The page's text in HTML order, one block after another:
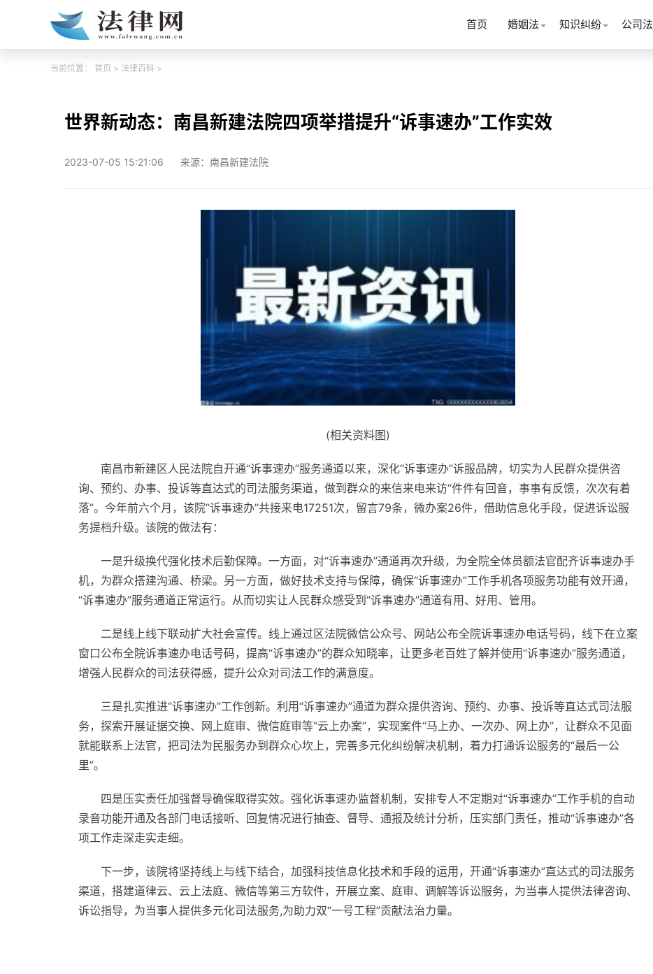
首页 婚姻法 知识纠纷 公司法
当前位置： 首页 > 法律百科 >
世界新动态：南昌新建法院四项举措提升“诉事速办”工作实效
2023-07-05 15:21:06 来源：南昌新建法院
(相关资料图)
南昌市新建区人民法院自开通“诉事速办”服务通道以来，深化“诉事速办”诉服品牌，切实为人民群众提供咨
询、预约、办事、投诉等直达式的司法服务渠道，做到群众的来信来电来访“件件有回音，事事有反馈，次次有着
落”。今年前六个月，该院“诉事速办”共接来电17251次，留言79条，微办案26件，借助信息化手段，促进诉讼服
务提档升级。该院的做法有：
一是升级换代强化技术后勤保障。一方面，对“诉事速办”通道再次升级，为全院全体员额法官配齐诉事速办手
机，为群众搭建沟通、桥梁。另一方面，做好技术支持与保障，确保“诉事速办”工作手机各项服务功能有效开通，
“诉事速办”服务通道正常运行。从而切实让人民群众感受到“诉事速办”通道有用、好用、管用。
二是线上线下联动扩大社会宣传。线上通过区法院微信公众号、网站公布全院诉事速办电话号码，线下在立案
窗口公布全院诉事速办电话号码，提高“诉事速办”的群众知晓率，让更多老百姓了解并使用“诉事速办”服务通道，
增强人民群众的司法获得感，提升公众对司法工作的满意度。
三是扎实推进“诉事速办”工作创新。利用“诉事速办”通道为群众提供咨询、预约、办事、投诉等直达式司法服
务，探索开展证据交换、网上庭审、微信庭审等“云上办案”，实现案件“马上办、一次办、网上办”，让群众不见面
就能联系上法官，把司法为民服务办到群众心坎上，完善多元化纠纷解决机制，着力打通诉讼服务的“最后一公
里”。
四是压实责任加强督导确保取得实效。强化诉事速办监督机制，安排专人不定期对“诉事速办”工作手机的自动
录音功能开通及各部门电话接听、回复情况进行抽查、督导、通报及统计分析，压实部门责任，推动“诉事速办”各
项工作走深走实走细。
下一步，该院将坚持线上与线下结合，加强科技信息化技术和手段的运用，开通“诉事速办”直达式的司法服务
渠道，搭建道律云、云上法庭、微信等第三方软件，开展立案、庭审、调解等诉讼服务，为当事人提供法律咨询、
诉讼指导，为当事人提供多元化司法服务,为助力双“一号工程”贡献法治力量。